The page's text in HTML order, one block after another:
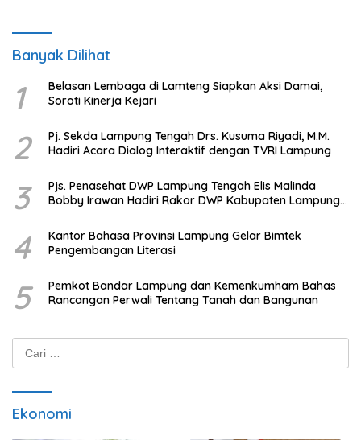
Banyak Dilihat
1
Belasan Lembaga di Lamteng Siapkan Aksi Damai,
Soroti Kinerja Kejari
2
Pj. Sekda Lampung Tengah Drs. Kusuma Riyadi, M.M.
Hadiri Acara Dialog Interaktif dengan TVRI Lampung
3
Pjs. Penasehat DWP Lampung Tengah Elis Malinda
Bobby Irawan Hadiri Rakor DWP Kabupaten Lampung
4
Kantor Bahasa Provinsi Lampung Gelar Bimtek
Pengembangan Literasi
5
Pemkot Bandar Lampung dan Kemenkumham Bahas
Rancangan Perwali Tentang Tanah dan Bangunan
Ekonomi